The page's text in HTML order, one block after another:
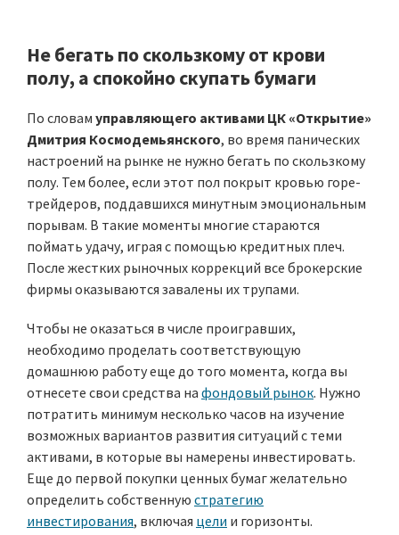
Не бегать по скользкому от крови
полу, а спокойно скупать бумаги
По словам управляющего активами ЦК «Открытие»
Дмитрия Космодемьянского, во время панических
настроений на рынке не нужно бегать по скользкому
полу. Тем более, если этот пол покрыт кровью горе-
трейдеров, поддавшихся минутным эмоциональным
порывам. В такие моменты многие стараются
поймать удачу, играя с помощью кредитных плеч.
После жестких рыночных коррекций все брокерские
фирмы оказываются завалены их трупами.
Чтобы не оказаться в числе проигравших,
необходимо проделать соответствующую
домашнюю работу еще до того момента, когда вы
отнесете свои средства на фондовый рынок. Нужно
потратить минимум несколько часов на изучение
возможных вариантов развития ситуаций с теми
активами, в которые вы намерены инвестировать.
Еще до первой покупки ценных бумаг желательно
определить собственную стратегию
инвестирования, включая цели и горизонты.